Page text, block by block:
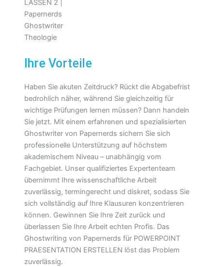
Ihre Vorteile
Haben Sie akuten Zeitdruck? Rückt die Abgabefrist
bedrohlich näher, während Sie gleichzeitig für
wichtige Prüfungen lernen müssen? Dann handeln
Sie jetzt. Mit einem erfahrenen und spezialisierten
Ghostwriter von Papernerds sichern Sie sich
professionelle Unterstützung auf höchstem
akademischem Niveau – unabhängig vom
Fachgebiet. Unser qualifiziertes Expertenteam
übernimmt Ihre wissenschaftliche Arbeit
zuverlässig, termingerecht und diskret, sodass Sie
sich vollständig auf Ihre Klausuren konzentrieren
können. Gewinnen Sie Ihre Zeit zurück und
überlassen Sie Ihre Arbeit echten Profis. Das
Ghostwriting von Papernerds für POWERPOINT
PRAESENTATION ERSTELLEN löst das Problem
zuverlässig.